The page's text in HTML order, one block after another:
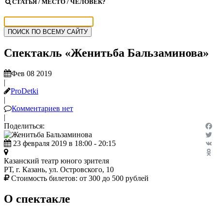
СТАТЬЯ / МЕСТО / ЧЕЛОВЕК?
Спектакль «Женитьба Бальзаминова»
Фев 08 2019
|
ProDetki
|
Комментариев нет
|
Поделиться:
VK
23 февраля 2019 в 18:00 - 20:15
Казанский театр юного зрителя
РТ, г. Казань, ул. Островского, 10
Стоимость билетов: от 300 до 500 рублей
О спектакле